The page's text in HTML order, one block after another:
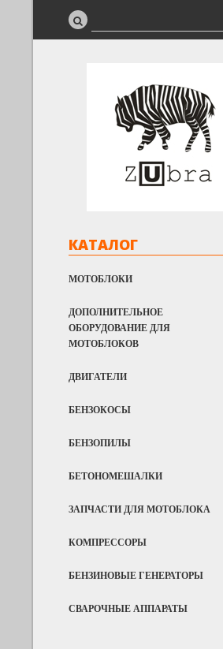
КАТАЛОГ
МОТОБЛОКИ
ДОПОЛНИТЕЛЬНОЕ
ОБОРУДОВАНИЕ ДЛЯ
МОТОБЛОКОВ
ДВИГАТЕЛИ
БЕНЗОКОСЫ
БЕНЗОПИЛЫ
БЕТОНОМЕШАЛКИ
ЗАПЧАСТИ ДЛЯ МОТОБЛОКА
КОМПРЕССОРЫ
БЕНЗИНОВЫЕ ГЕНЕРАТОРЫ
СВАРОЧНЫЕ АППАРАТЫ